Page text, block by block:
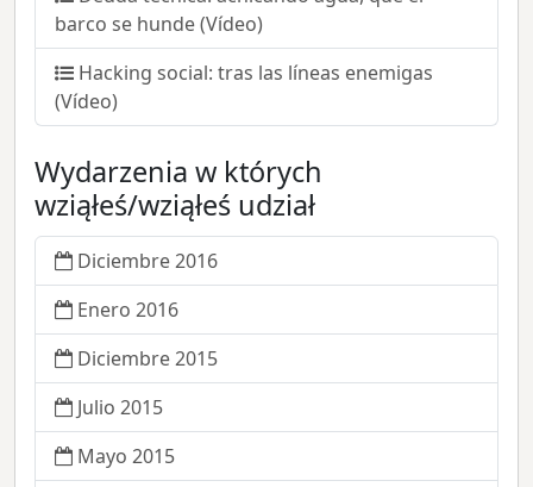
barco se hunde (Vídeo)
Hacking social: tras las líneas enemigas
(Vídeo)
Wydarzenia w których
wziąłeś/wziąłeś udział
Diciembre 2016
Enero 2016
Diciembre 2015
Julio 2015
Mayo 2015